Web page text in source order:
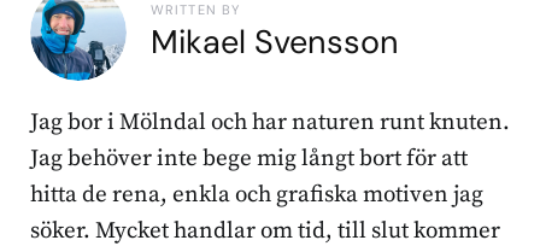
WRITTEN BY
Mikael Svensson
Jag bor i Mölndal och har naturen runt knuten.
Jag behöver inte bege mig långt bort för att
hitta de rena, enkla och grafiska motiven jag
söker. Mycket handlar om tid, till slut kommer